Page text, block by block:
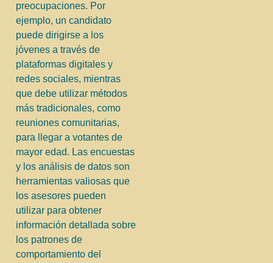
preocupaciones. Por
ejemplo, un candidato
puede dirigirse a los
jóvenes a través de
plataformas digitales y
redes sociales, mientras
que debe utilizar métodos
más tradicionales, como
reuniones comunitarias,
para llegar a votantes de
mayor edad. Las encuestas
y los análisis de datos son
herramientas valiosas que
los asesores pueden
utilizar para obtener
información detallada sobre
los patrones de
comportamiento del